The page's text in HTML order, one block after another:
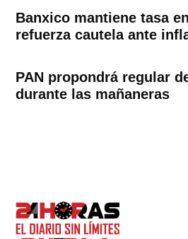
Banxico mantiene tasa
refuerza cautela ante
PAN propondrá regular
durante las mañaneras